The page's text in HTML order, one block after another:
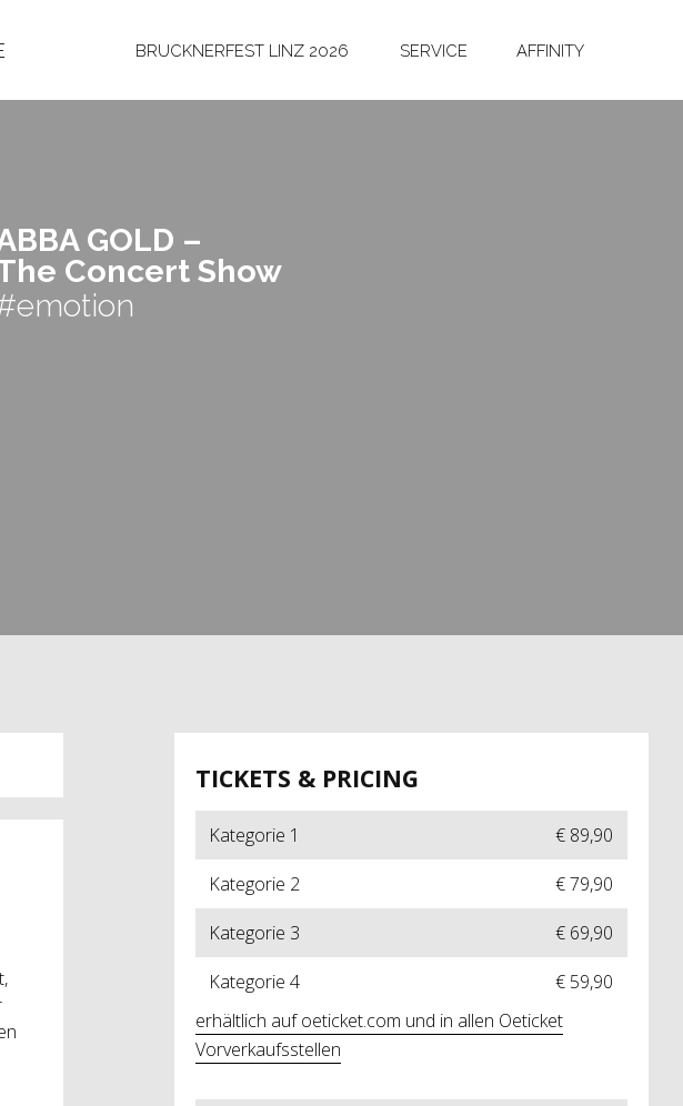
BRUCKNERFEST LINZ 2026 SERVICE AFFINITY
GOLD –
Con­cert Show
TICKETS & PRICING
Kategorie 1
€ 89,90
Kategorie 2
€ 79,90
Kategorie 3
€ 69,90
Kategorie 4
€ 59,90
erhältlich auf oeticket.com und in allen Oeticket
Vorverkaufsstellen